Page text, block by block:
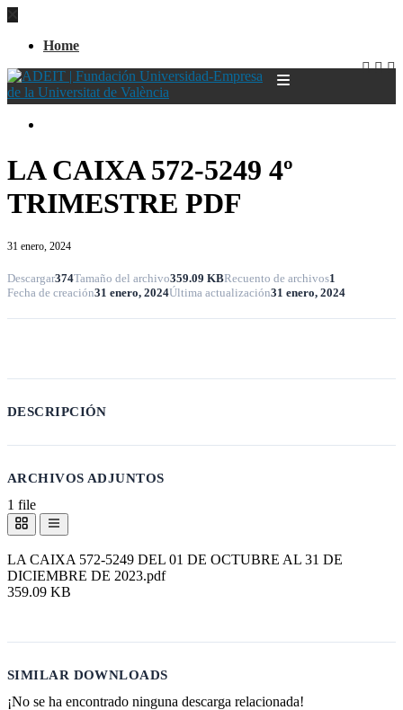
Home
LA CAIXA 572-5249 4º
TRIMESTRE PDF
31 enero, 2024
Descargar374Tamaño del archivo359.09 KBRecuento de archivos1
Fecha de creación31 enero, 2024Última actualización31 enero, 2024
DESCRIPCIÓN
ARCHIVOS ADJUNTOS
1 file
LA CAIXA 572-5249 DEL 01 DE OCTUBRE AL 31 DE
DICIEMBRE DE 2023.pdf
359.09 KB
SIMILAR DOWNLOADS
¡No se ha encontrado ninguna descarga relacionada!